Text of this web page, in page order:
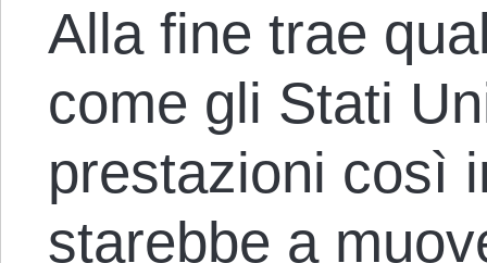
Alla fine trae
come gli Stati
prestazioni così
starebbe a